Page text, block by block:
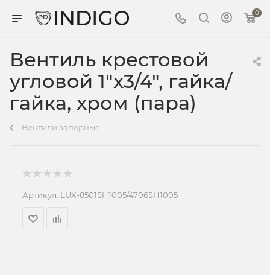
0
Вентиль крестовой
угловой 1"х3/4", гайка/
гайка, хром (пара)
Вентили запорные
Артикул: LUX-8501SH1005/4706SH1005